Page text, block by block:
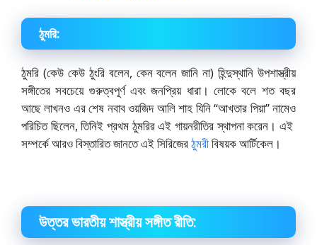
ঠুমরি:
ঠুমরি (কেউ কেউ ঠুংরি বলেন, কেন বলেন জানি না) হিন্দুস্থানি উপশাস্ত্রীয়
সঙ্গীতের সবচেয়ে গুরুত্বপূর্ণ এবং জনপ্রিয় ধারা। লোকে বলে শত বছর
আছে লাখনও এর শেষ নবাব ওয়জিদ আলি শাহ যিনি “আখতার পিয়া” নামেও
পরিচিত ছিলেন, তিনিই প্রথম ঠুমরির এই গায়নরীতির স্থাপনা করেন। এই
সম্পর্কে আরও বিস্তারিত জানতে এই সিরিজেরঠুমরীবিষয়ক আর্টিকেল।
উত্তর ভারতীয় শাস্ত্রীয় সঙ্গীত রীতি: